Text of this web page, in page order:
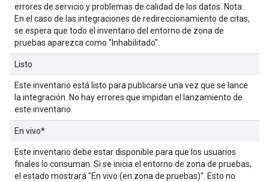
errores de servicio y problemas de calidad de los datos. Nota:
En el caso de las integraciones de redireccionamiento de citas,
se espera que todo el inventario del entorno de zona de
pruebas aparezca como "Inhabilitado".
Listo
Este inventario está listo para publicarse una vez que se lance
la integración. No hay errores que impidan el lanzamiento de
este inventario.
En vivo*
Este inventario debe estar disponible para que los usuarios
finales lo consuman. Si se inicia el entorno de zona de pruebas,
el estado mostrará "En vivo (en zona de pruebas)". Esto no